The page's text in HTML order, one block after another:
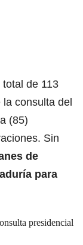
de 113
consulta del
(85)
Sin
de
para
presidencial